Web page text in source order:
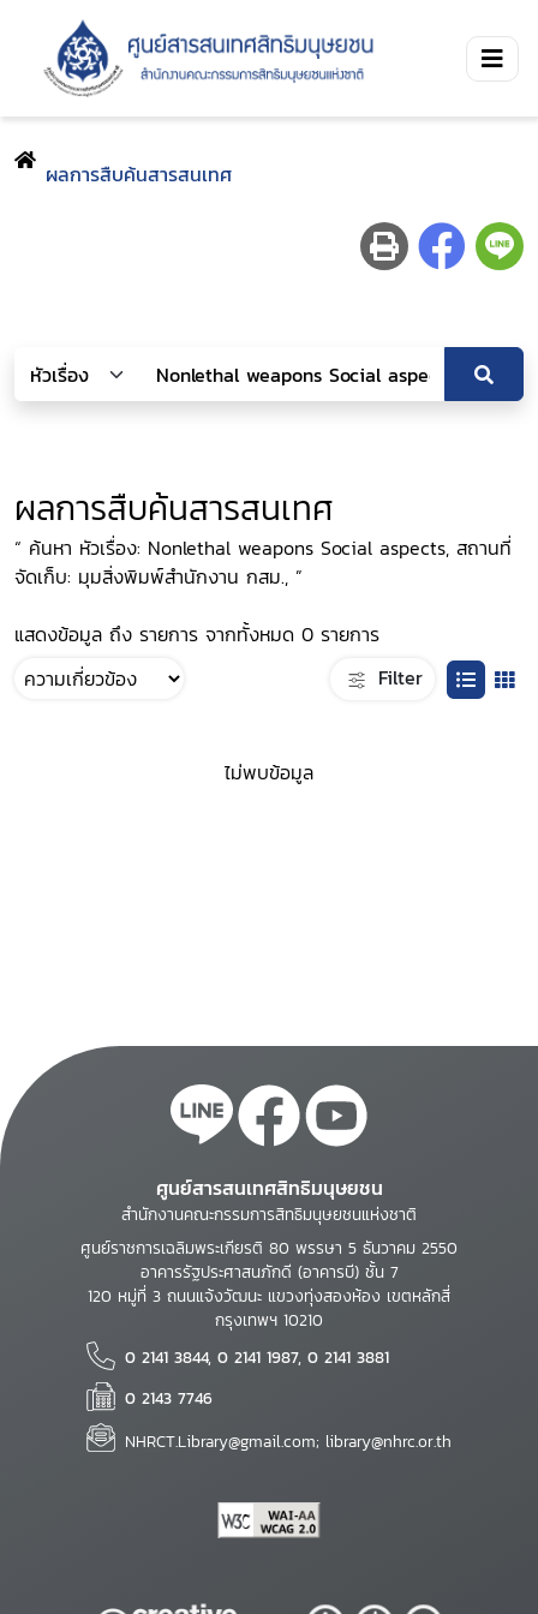
ผลการสืบค้นสารสนเทศ
ผลการสืบค้นสารสนเทศ
“ ค้นหา หัวเรื่อง: Nonlethal weapons Social aspects, สถานที่
จัดเก็บ: มุมสิ่งพิมพ์สำนักงาน กสม., ”
แสดงข้อมูล ถึง รายการ จากทั้งหมด 0 รายการ
Filter
ไม่พบข้อมูล
ศูนย์สารสนเทศสิทธิมนุษยชน
สำนักงานคณะกรรมการสิทธิมนุษยชนแห่งชาติ
ศูนย์ราชการเฉลิมพระเกียรติ 80 พรรษา 5 ธันวาคม 2550
อาคารรัฐประศาสนภักดี (อาคารบี) ชั้น 7
120 หมู่ที่ 3 ถนนแจ้งวัฒนะ แขวงทุ่งสองห้อง เขตหลักสี่
กรุงเทพฯ 10210
0 2141 3844, 0 2141 1987, 0 2141 3881
0 2143 7746
NHRCT.Library@gmail.com; library@nhrc.or.th